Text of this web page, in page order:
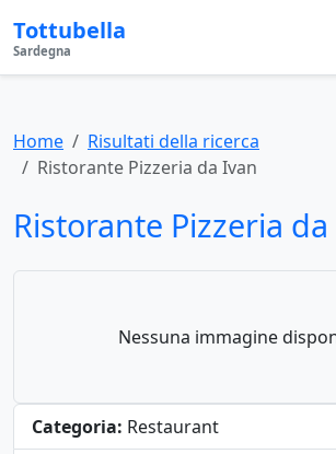
Tottubella
Sardegna
Home
Risultati della ricerca
Ristorante Pizzeria da Ivan
Ristorante Pizzeria
Nessuna immagine
Categoria: Restaurant